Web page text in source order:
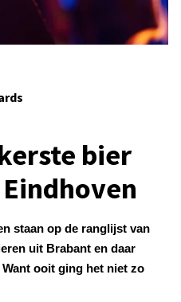
bier
staan op de ranglijst van
uit Brabant en daar
ooit ging het niet zo